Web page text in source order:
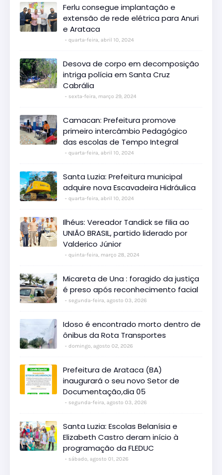
Ferlu consegue implantação e
extensão de rede elétrica para Anuri
e Arataca
quarta-feira, abril 10, 2024
Desova de corpo em decomposição
intriga polícia em Santa Cruz
Cabrália
sexta-feira, março 29, 2024
Camacan: Prefeitura promove
primeiro intercâmbio Pedagógico
das escolas de Tempo Integral
quarta-feira, abril 10, 2024
Santa Luzia: Prefeitura municipal
adquire nova Escavadeira Hidráulica
quarta-feira, abril 10, 2024
Ilhéus: Vereador Tandick se filia ao
UNIÃO BRASIL, partido liderado por
Valderico Júnior
quinta-feira, março 28, 2024
Micareta de Una : foragido da justiça
é preso após reconhecimento facial
segunda-feira, agosto 03, 2026
Idoso é encontrado morto dentro de
ônibus da Rota Transportes
domingo, agosto 02, 2026
Prefeitura de Arataca (BA)
inaugurará o seu novo Setor de
Documentação,dia 05
segunda-feira, agosto 03, 2026
Santa Luzia: Escolas Belanísia e
Elizabeth Castro deram início à
programação da FLEDUC
sábado, agosto 01, 2026